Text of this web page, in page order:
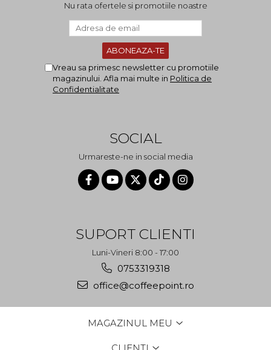
Nu rata ofertele si promotiile noastre
Vreau sa primesc newsletter cu promotiile
magazinului. Afla mai multe in Politica de
Confidentialitate
SOCIAL
Urmareste-ne in social media
SUPORT CLIENTI
Luni-Vineri 8:00 - 17:00
0753319318
office@coffeepoint.ro
MAGAZINUL MEU